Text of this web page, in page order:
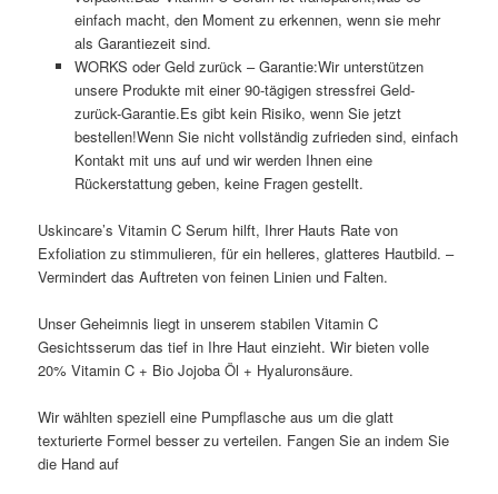
einfach macht, den Moment zu erkennen, wenn sie mehr
als Garantiezeit sind.
WORKS oder Geld zurück – Garantie:Wir unterstützen
unsere Produkte mit einer 90-tägigen stressfrei Geld-
zurück-Garantie.Es gibt kein Risiko, wenn Sie jetzt
bestellen!Wenn Sie nicht vollständig zufrieden sind, einfach
Kontakt mit uns auf und wir werden Ihnen eine
Rückerstattung geben, keine Fragen gestellt.
Uskincare’s Vitamin C Serum hilft, Ihrer Hauts Rate von
Exfoliation zu stimmulieren, für ein helleres, glatteres Hautbild. –
Vermindert das Auftreten von feinen Linien und Falten.
Unser Geheimnis liegt in unserem stabilen Vitamin C
Gesichtsserum das tief in Ihre Haut einzieht. Wir bieten volle
20% Vitamin C + Bio Jojoba Öl + Hyaluronsäure.
Wir wählten speziell eine Pumpflasche aus um die glatt
texturierte Formel besser zu verteilen. Fangen Sie an indem Sie
die Hand auf